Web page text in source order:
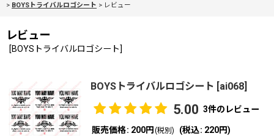
> BOYSトライバルロゴシート > レビュー
レビュー
[BOYSトライバルロゴシート]
BOYSトライバルロゴシート ai068
5.00 3件のレビュー
販売価格: 200円 (税別) (税込: 220円)